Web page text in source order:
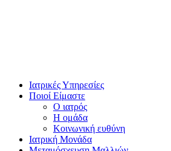
Ιατρικές Υπηρεσίες
Ποιοί Είμαστε
Ο ιατρός
Η ομάδα
Κοινωνική ευθύνη
Ιατρική Μονάδα